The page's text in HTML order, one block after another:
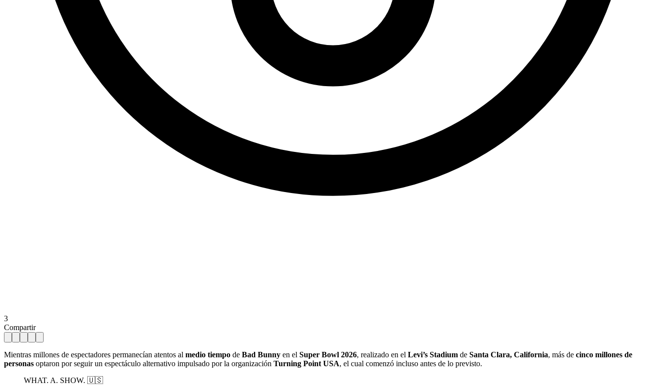
3
Compartir
Mientras millones de espectadores permanecían atentos al medio tiempo de Bad Bunny en el Super Bowl 2026, realizado en el Levi’s Stadium de Santa Clara, California, más de cinco millones de
personas optaron por seguir un espectáculo alternativo impulsado por la organización Turning Point USA, el cual comenzó incluso antes de lo previsto.
WHAT. A. SHOW. 🇺🇸